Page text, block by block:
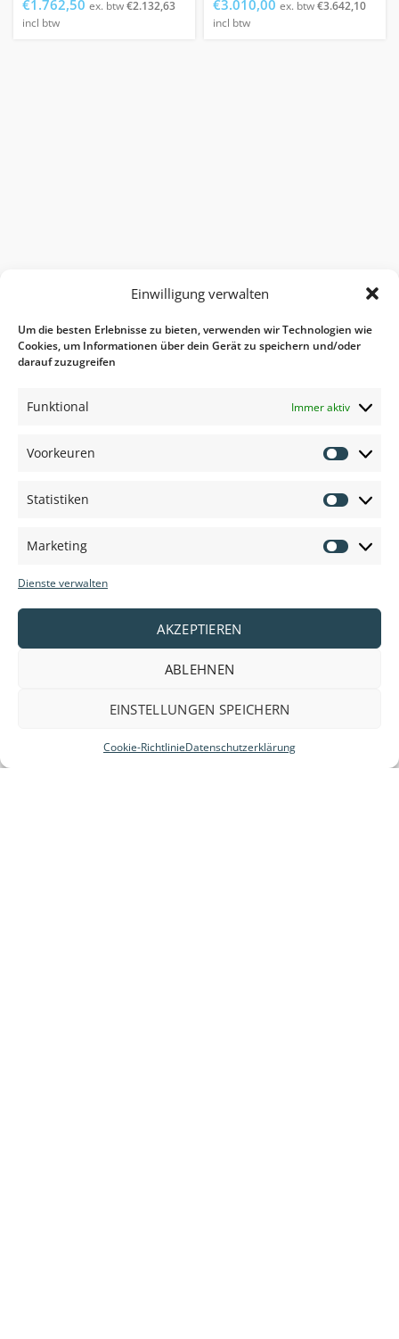
Einwilligung verwalten
Um die besten Erlebnisse zu bieten, verwenden wir Technologien wie
Cookies, um Informationen über dein Gerät zu speichern und/oder
darauf zuzugreifen
Funktional Immer aktiv
Voorkeuren
Statistiken
Marketing
Dienste verwalten
AKZEPTIEREN
ABLEHNEN
EINSTELLUNGEN SPEICHERN
Cookie-RichtlinieDatenschutzerklärung
€1.762,50 ex. btw€2.132,63
incl btw
€3.010,00 ex. btw€3.642,10
incl btw
Jahren Garantie (Handfunkgeräte
Unser Ziel ist
es, innerhalb
von 48
liefern,
nach